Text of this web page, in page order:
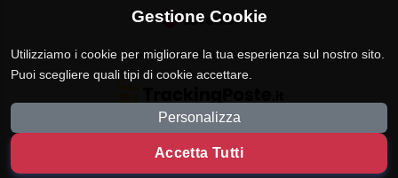
Loverlist.com è il comparatore di prezzo CSS certificato Google
Gestione Cookie
Utilizziamo i cookie per migliorare la tua esperienza sul nostro sito.
Puoi scegliere quali tipi di cookie accettare.
Personalizza
Accetta Tutti